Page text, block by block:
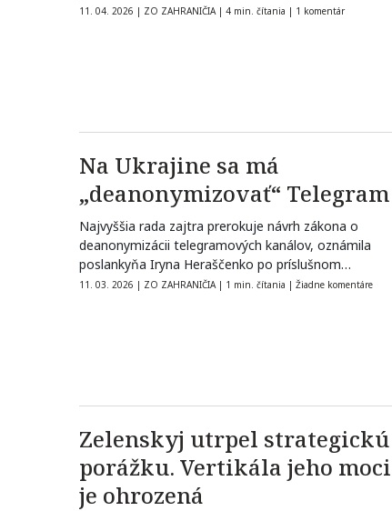
Mindiča či…
11. 04. 2026 | ZO ZAHRANIČIA | 4 min. čítania | 1 komentár
Na Ukrajine sa má
„deanonymizovať“ Telegram
Najvyššia rada zajtra prerokuje návrh zákona o
deanonymizácii telegramových kanálov, oznámila
poslankyňa Iryna Heraščenko po príslušnom
rozhodnutí zmierovacej rady
11. 03. 2026 | ZO ZAHRANIČIA | 1 min. čítania | Žiadne komentáre
Zelenskyj utrpel strategickú
porážku. Vertikála jeho moci
je ohrozená